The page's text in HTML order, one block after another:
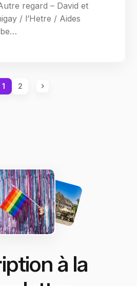
regard – David et
/ l’Hetre / Aides
1 2
à la